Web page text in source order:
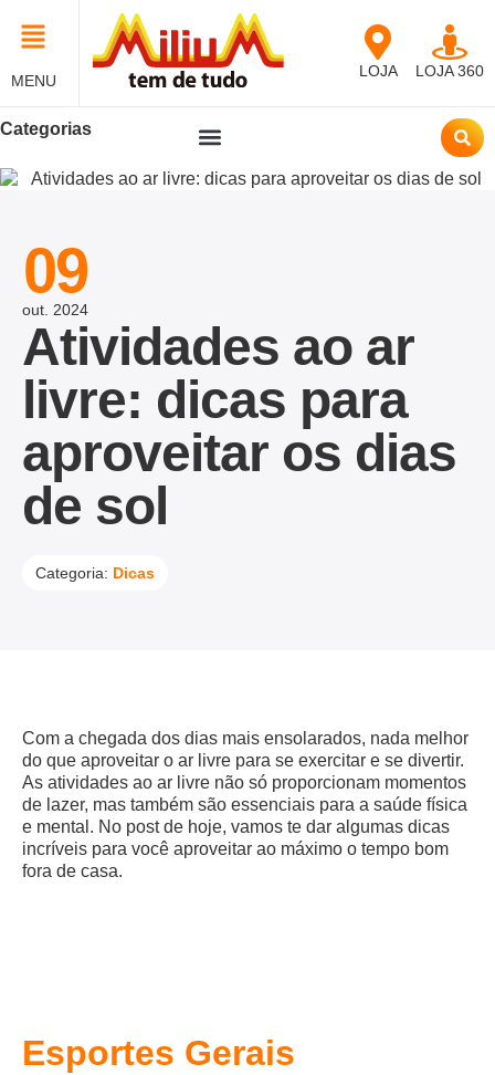
MENU
LOJA LOJA 360
Categorias
09
out. 2024
Atividades ao ar
livre: dicas para
aproveitar os dias
de sol
Categoria: Dicas
Com a chegada dos dias mais ensolarados, nada melhor
do que aproveitar o ar livre para se exercitar e se divertir.
As atividades ao ar livre não só proporcionam momentos
de lazer, mas também são essenciais para a saúde física
e mental. No post de hoje, vamos te dar algumas dicas
incríveis para você aproveitar ao máximo o tempo bom
fora de casa.
Esportes Gerais